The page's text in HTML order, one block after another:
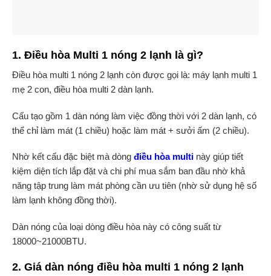
1. Điều hòa Multi 1 nóng 2 lạnh là gì?
Điều hòa multi 1 nóng 2 lạnh còn được gọi là: máy lạnh multi 1
mẹ 2 con, điều hòa multi 2 dàn lạnh.
Cấu tạo gồm 1 dàn nóng làm việc đồng thời với 2 dàn lạnh, có
thể chỉ làm mát (1 chiều) hoặc làm mát + sưởi ấm (2 chiều).
Nhờ kết cấu đặc biệt mà dòng điều hòa multi này giúp tiết
kiệm diện tích lắp đặt và chi phí mua sắm ban đầu nhờ khả
năng tập trung làm mát phòng cần ưu tiên (nhờ sử dụng hệ số
làm lạnh không đồng thời).
Dàn nóng của loại dòng điều hòa này có công suất từ
18000~21000BTU.
2. Giá dàn nóng điều hòa multi 1 nóng 2 lạnh